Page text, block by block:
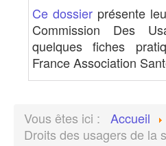
Ce dossierprésente
Commission Des
quelques fiches
France Association
Vous êtes ici : Accueil
Droits des usagers de la